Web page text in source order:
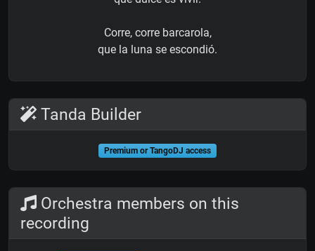
Corre, corre barcarola,
que la luna se escondió.
Tanda Builder
Premium or TangoDJ access
Orchestra members on this
recording